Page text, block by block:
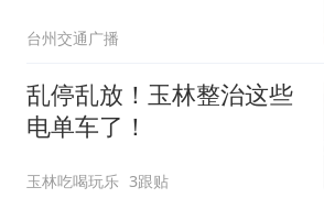
流服务区回应：老鼠爬过
的食物已处理，会采取灭
鼠措施
台州交通广播
乱停乱放！玉林整治这些
电单车了！
玉林吃喝玩乐 3跟贴